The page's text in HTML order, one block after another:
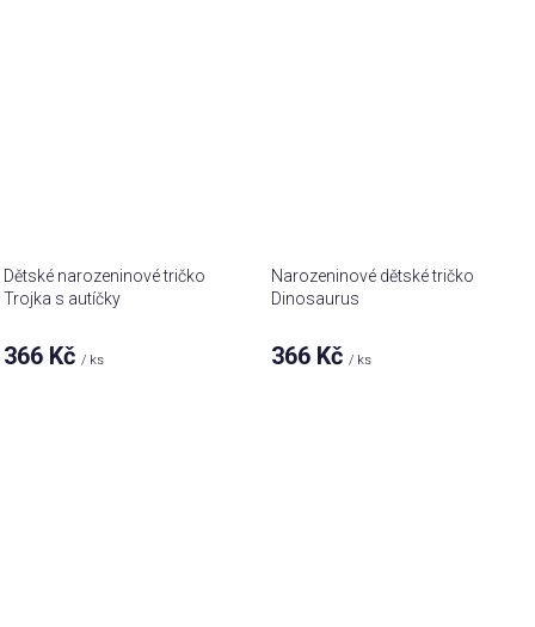
Dětské narozeninové tričko
Trojka s autíčky
366 Kč / ks
Narozeninové dětské tričko
Dinosaurus
366 Kč / ks